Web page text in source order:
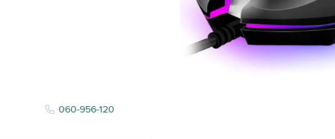
060-956-120